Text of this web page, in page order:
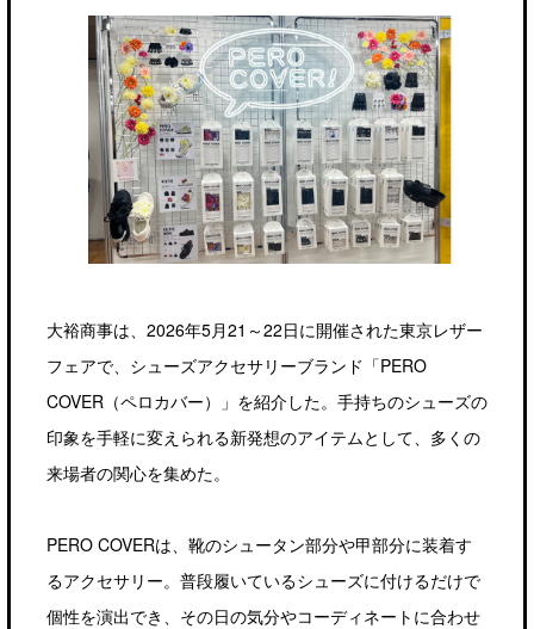
大裕商事は、2026年5月21～22日に開催された東京レザー
フェアで、シューズアクセサリーブランド「PERO
COVER（ペロカバー）」を紹介した。手持ちのシューズの
印象を手軽に変えられる新発想のアイテムとして、多くの
来場者の関心を集めた。
PERO COVERは、靴のシュータン部分や甲部分に装着す
るアクセサリー。普段履いているシューズに付けるだけで
個性を演出でき、その日の気分やコーディネートに合わせ